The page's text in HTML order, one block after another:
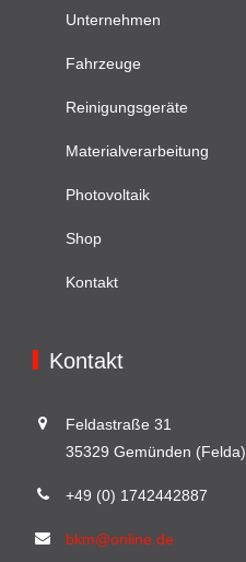
Unternehmen
Fahrzeuge
Reinigungsgeräte
Materialverarbeitung
Photovoltaik
Shop
Kontakt
Kontakt
Feldastraße 31
35329 Gemünden (Felda)
+49 (0) 1742442887
bkm@online.de